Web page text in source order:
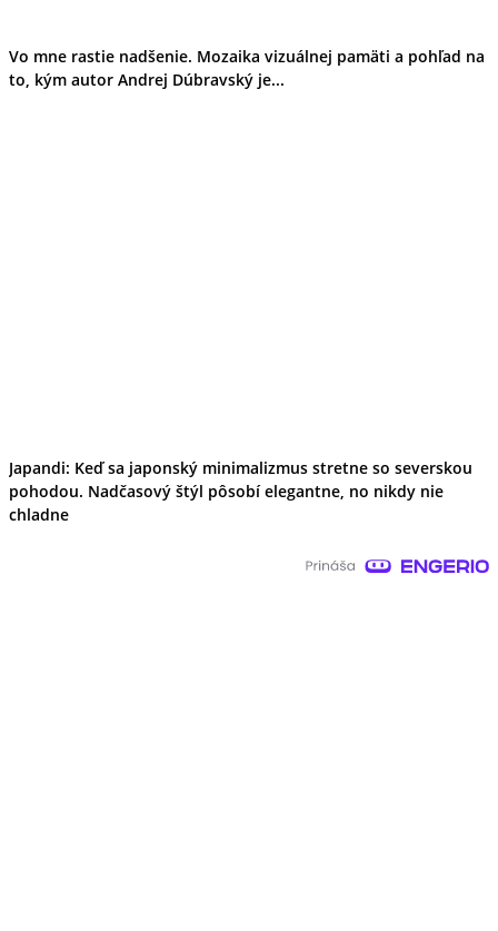
Vo mne rastie nadšenie. Mozaika vizuálnej pamäti a pohľad na
to, kým autor Andrej Dúbravský je...
Japandi: Keď sa japonský minimalizmus stretne so severskou
pohodou. Nadčasový štýl pôsobí elegantne, no nikdy nie
chladne